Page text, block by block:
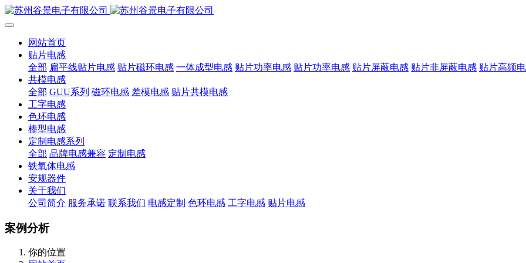
网站首页
贴片电感
全部 扁平线贴片电感 贴片磁环电感 一体成型电感 贴片功率电感 贴片功率电感 贴片屏蔽电感 贴片非屏蔽电感 贴片高频
共模电感
全部 GUU系列 磁环电感 差模电感 贴片共模电感
工字电感
色环电感
棒型电感
定制电感系列
全部 品牌电感兼容 定制电感
铁氧体电感
安规器件
关于我们
公司简介 服务承诺 联系我们 电感定制 色环电感 工字电感 贴片电感
案例分析
你的位置